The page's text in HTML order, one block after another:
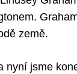
země.
nyní jsme